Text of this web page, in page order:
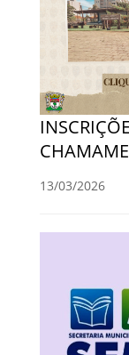
13/03/2026